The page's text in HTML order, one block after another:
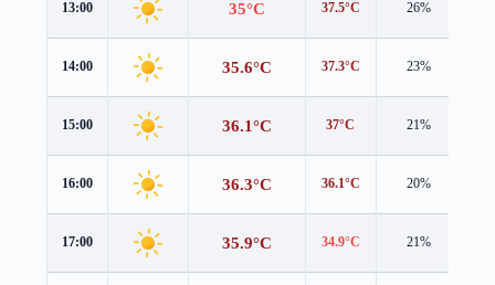
13:00 35°C 37.5°C 26%
14:00 35.6°C 37.3°C 23%
15:00 36.1°C 37°C 21%
16:00 36.3°C 36.1°C 20%
17:00 35.9°C 34.9°C 21%